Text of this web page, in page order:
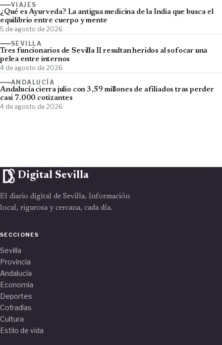
VIAJES
¿Qué es Ayurveda? La antigua medicina de la India que busca el
equilibrio entre cuerpo y mente
5 de agosto de 2026
SEVILLA
Tres funcionarios de Sevilla II resultan heridos al sofocar una
pelea entre internos
4 de agosto de 2026
ANDALUCÍA
Andalucía cierra julio con 3,59 millones de afiliados tras perder
casi 7.000 cotizantes
4 de agosto de 2026
Digital Sevilla
El diario digital de Sevilla. Información
local, rigurosa y cercana, cada día.
SECCIONES
Sevilla
Provincia
Andalucía
Economía
Deportes
Cofradías
Cultura
Estilo de vida